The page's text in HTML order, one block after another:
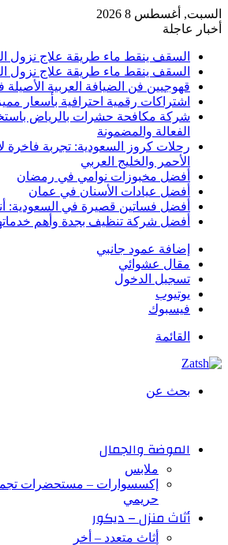
السبت, أغسطس 8 2026
أخبار عاجلة
السقف ينقط ماء طريقة علاج نزول
السقف ينقط ماء طريقة علاج نزول
قهوجيين فن الضيافة العربية
اشتراكات رقمية احترافية بأسعار
شركة مكافحة حشرات بالرياض
الفعالة والمضمونة
رحلات كروز السعودية: تجربة
الأحمر والخليج العربي
أفضل مخبوزات نوامي في رمضان
أفضل عيادات الأسنان في عمان
أفضل فساتين قصيرة في السعودية:
أفضل شركة تنظيف بجدة وأهم
إضافة عمود جانبي
مقال عشوائي
تسجيل الدخول
يوتيوب
فيسبوك
القائمة
بحث عن
الموضة والجمال
ملابس
إكسسوارات – مستحضرات
حريمي
أثاث منزل – ديكور
أثاث متعدد – أخر